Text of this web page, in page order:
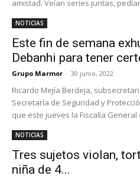
amistad. Veían series juntas,
NOTICIAS
Este fin de semana
Debanhi para tener
Grupo Marmor - 30 junio, 2022
Ricardo Mejía Berdeja,
Secretaría de Seguridad y
que este jueves la Fiscalía General
NOTICIAS
Tres sujetos violan,
niña de 4...